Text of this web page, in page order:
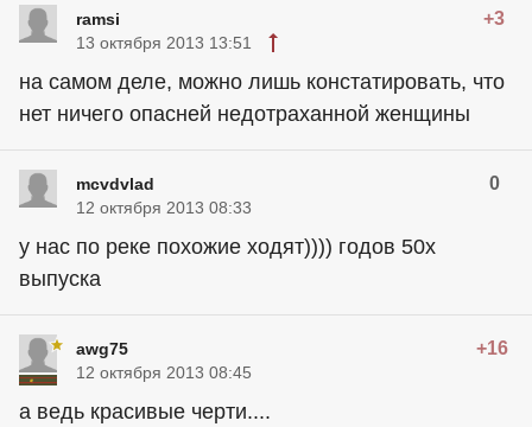
ramsi +3
13 октября 2013 13:51
на самом деле, можно лишь констатировать, что
нет ничего опасней недотраханной женщины
mcvdvlad 0
12 октября 2013 08:33
у нас по реке похожие ходят)))) годов 50х
выпуска
awg75 +16
12 октября 2013 08:45
а ведь красивые черти....